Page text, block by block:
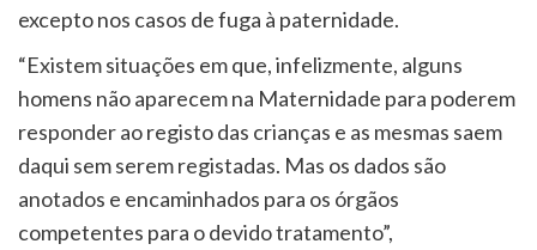
excepto nos casos de fuga à paternidade.
“Existem situações em que, infelizmente, alguns
homens não aparecem na Maternidade para poderem
responder ao registo das crianças e as mesmas saem
daqui sem serem registadas. Mas os dados são
anotados e encaminhados para os órgãos
competentes para o devido tratamento”,